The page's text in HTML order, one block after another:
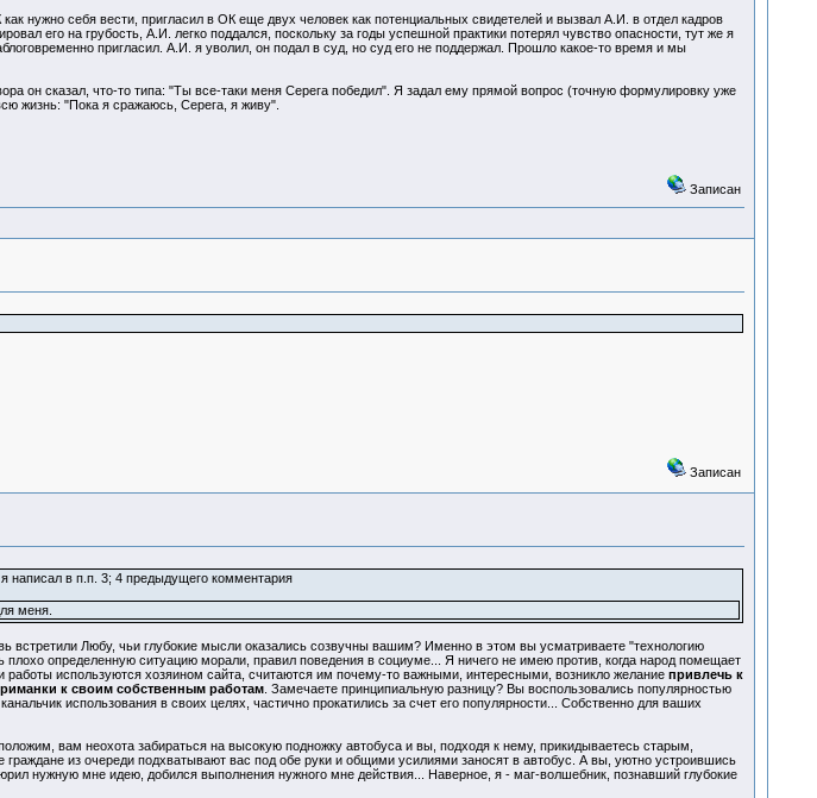
нужно себя вести, пригласил в ОК еще двух человек как потенциальных свидетелей и вызвал А.И. в отдел кадров
его на грубость, А.И. легко поддался, поскольку за годы успешной практики потерял чувство опасности, тут же я
пригласил. А.И. я уволил, он подал в суд, но суд его не поддержал. Прошло какое-то время и мы
он сказал, что-то типа: "Ты все-таки меня Серега победил". Я задал ему прямой вопрос (точную формулировку уже
жизнь: "Пока я сражаюсь, Серега, я живу".
Записан
Записан
написал в п.п. 3; 4 предыдущего комментария
меня.
встретили Любу, чьи глубокие мысли оказались созвучны вашим? Именно в этом вы усматриваете "технологию
определенную ситуацию морали, правил поведения в социуме... Я ничего не имею против, когда народ помещает
используются хозяином сайта, считаются им почему-то важными, интересными, возникло желание привлечь к
к своим собственным работам. Замечаете принципиальную разницу? Вы воспользовались популярностью
использования в своих целях, частично прокатились за счет его популярности... Собственно для ваших
вам неохота забираться на высокую подножку автобуса и вы, подходя к нему, прикидываетесь старым,
из очереди подхватывают вас под обе руки и общими усилиями заносят в автобус. А вы, уютно устроившись
нужную мне идею, добился выполнения нужного мне действия... Наверное, я - маг-волшебник, познавший глубокие